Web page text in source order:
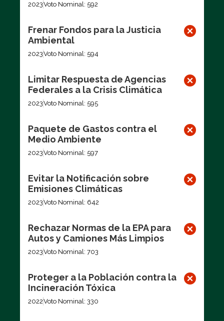
2023Voto Nominal: 592
Frenar Fondos para la Justicia
Ambiental
2023Voto Nominal: 594
Limitar Respuesta de Agencias
Federales a la Crisis Climática
2023Voto Nominal: 595
Paquete de Gastos contra el
Medio Ambiente
2023Voto Nominal: 597
Evitar la Notificación sobre
Emisiones Climáticas
2023Voto Nominal: 642
Rechazar Normas de la EPA para
Autos y Camiones Más Limpios
2023Voto Nominal: 703
Proteger a la Población contra la
Incineración Tóxica
2022Voto Nominal: 330